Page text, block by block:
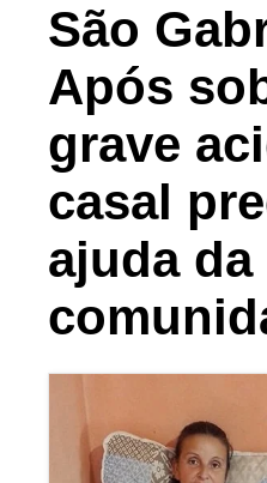
São
Após
grave
casal
ajuda da